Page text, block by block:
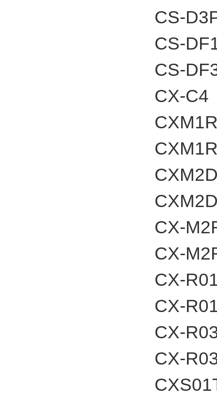
CS-
CS-
CS-
CX-C4
CX-
CX-
CX-
CX-
CX-
CX-